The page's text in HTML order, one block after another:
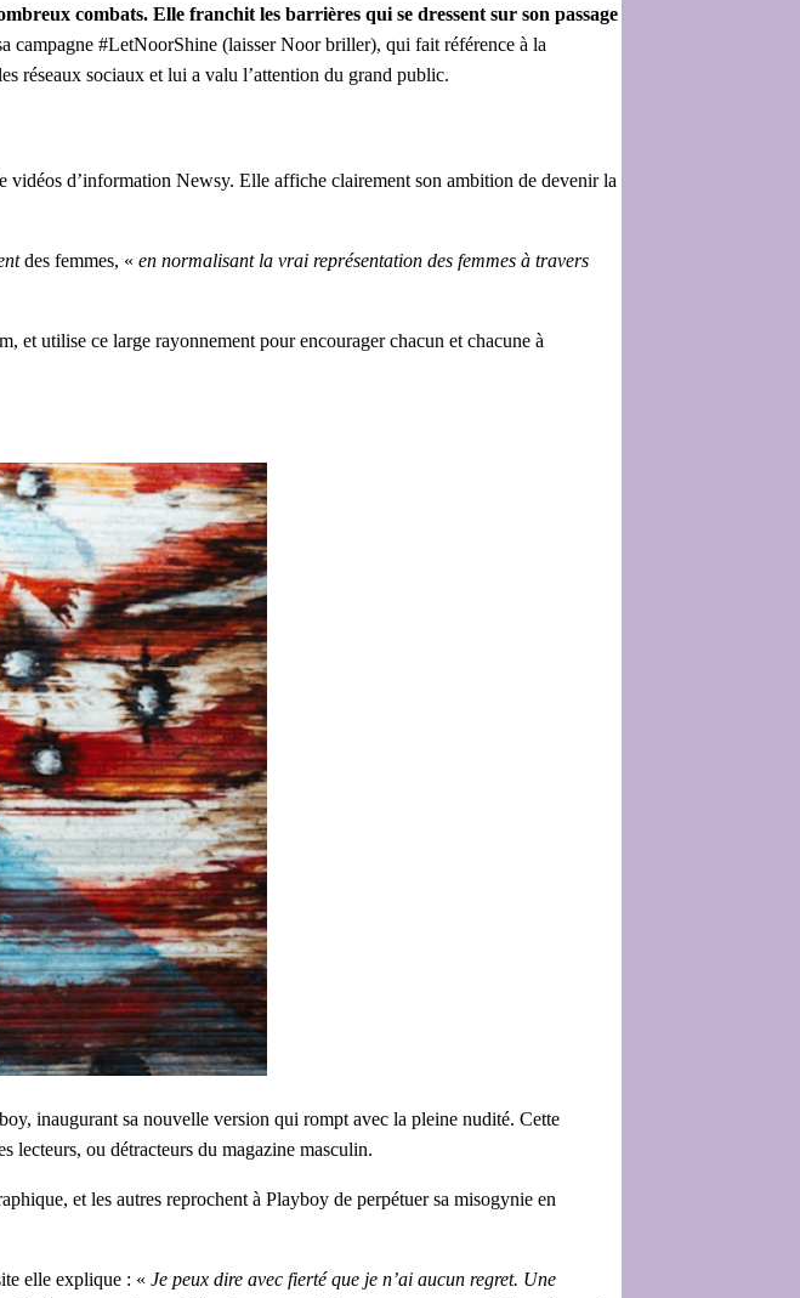
combats. Elle franchit les barrières qui se dressent sur son passage
campagne #LetNoorShine (laisser Noor briller), qui fait référence à la
réseaux sociaux et lui a valu l’attention du grand public.
d’information Newsy. Elle affiche clairement son ambition de devenir la
des femmes, « en normalisant la vrai représentation des femmes à travers
et utilise ce large rayonnement pour encourager chacun et chacune à
inaugurant sa nouvelle version qui rompt avec la pleine nudité. Cette
lecteurs, ou détracteurs du magazine masculin.
et les autres reprochent à Playboy de perpétuer sa misogynie en
elle explique : « Je peux dire avec fierté que je n’ai aucun regret. Une